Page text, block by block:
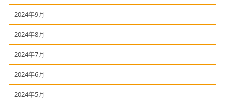
2024年9月
2024年8月
2024年7月
2024年6月
2024年5月